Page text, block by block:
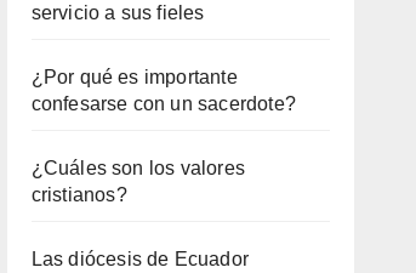
servicio a sus fieles
¿Por qué es importante
confesarse con un sacerdote?
¿Cuáles son los valores
cristianos?
Las diócesis de Ecuador